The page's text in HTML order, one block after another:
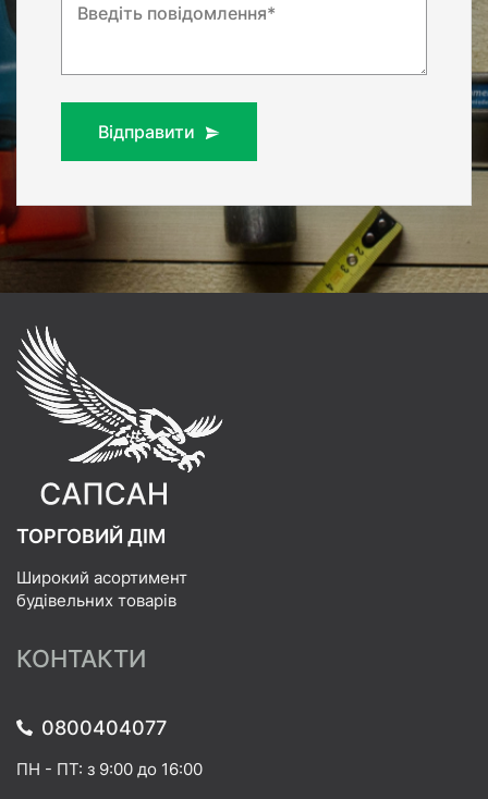
Введіть повідомлення*
Відправити
ТОРГОВИЙ ДІМ
Широкий асортимент
будівельних товарів
КОНТАКТИ
0800404077
ПН - ПТ: з 9:00 до 16:00